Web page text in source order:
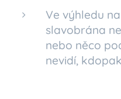
Ve výhledu
slavobrána
nebo něco
nevidí,